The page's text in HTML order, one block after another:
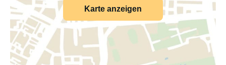
Karte anzeigen